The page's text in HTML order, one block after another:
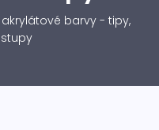
barvy - tipy,